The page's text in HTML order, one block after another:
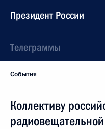
Президент России
Телеграммы
События
Коллективу